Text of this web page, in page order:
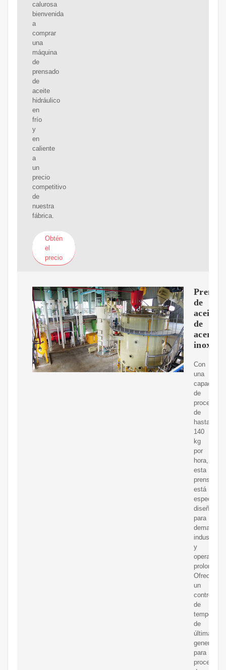
calurosa
bienvenida
a
comprar
una
máquina
de
prensado
de
aceite
hidráulico
en
frío
y
en
caliente
a
un
precio
competitivo
de
nuestra
fábrica.
Obtén
el
precio
Prensas
de
aceite
de
acero
Con
una
capacidad
de
de
hasta
140
kg
por
hora,
esta
prensa
está
diseñada
para
demandas
y
Ofrece
un
control
de
de
última
generación
para
procesos